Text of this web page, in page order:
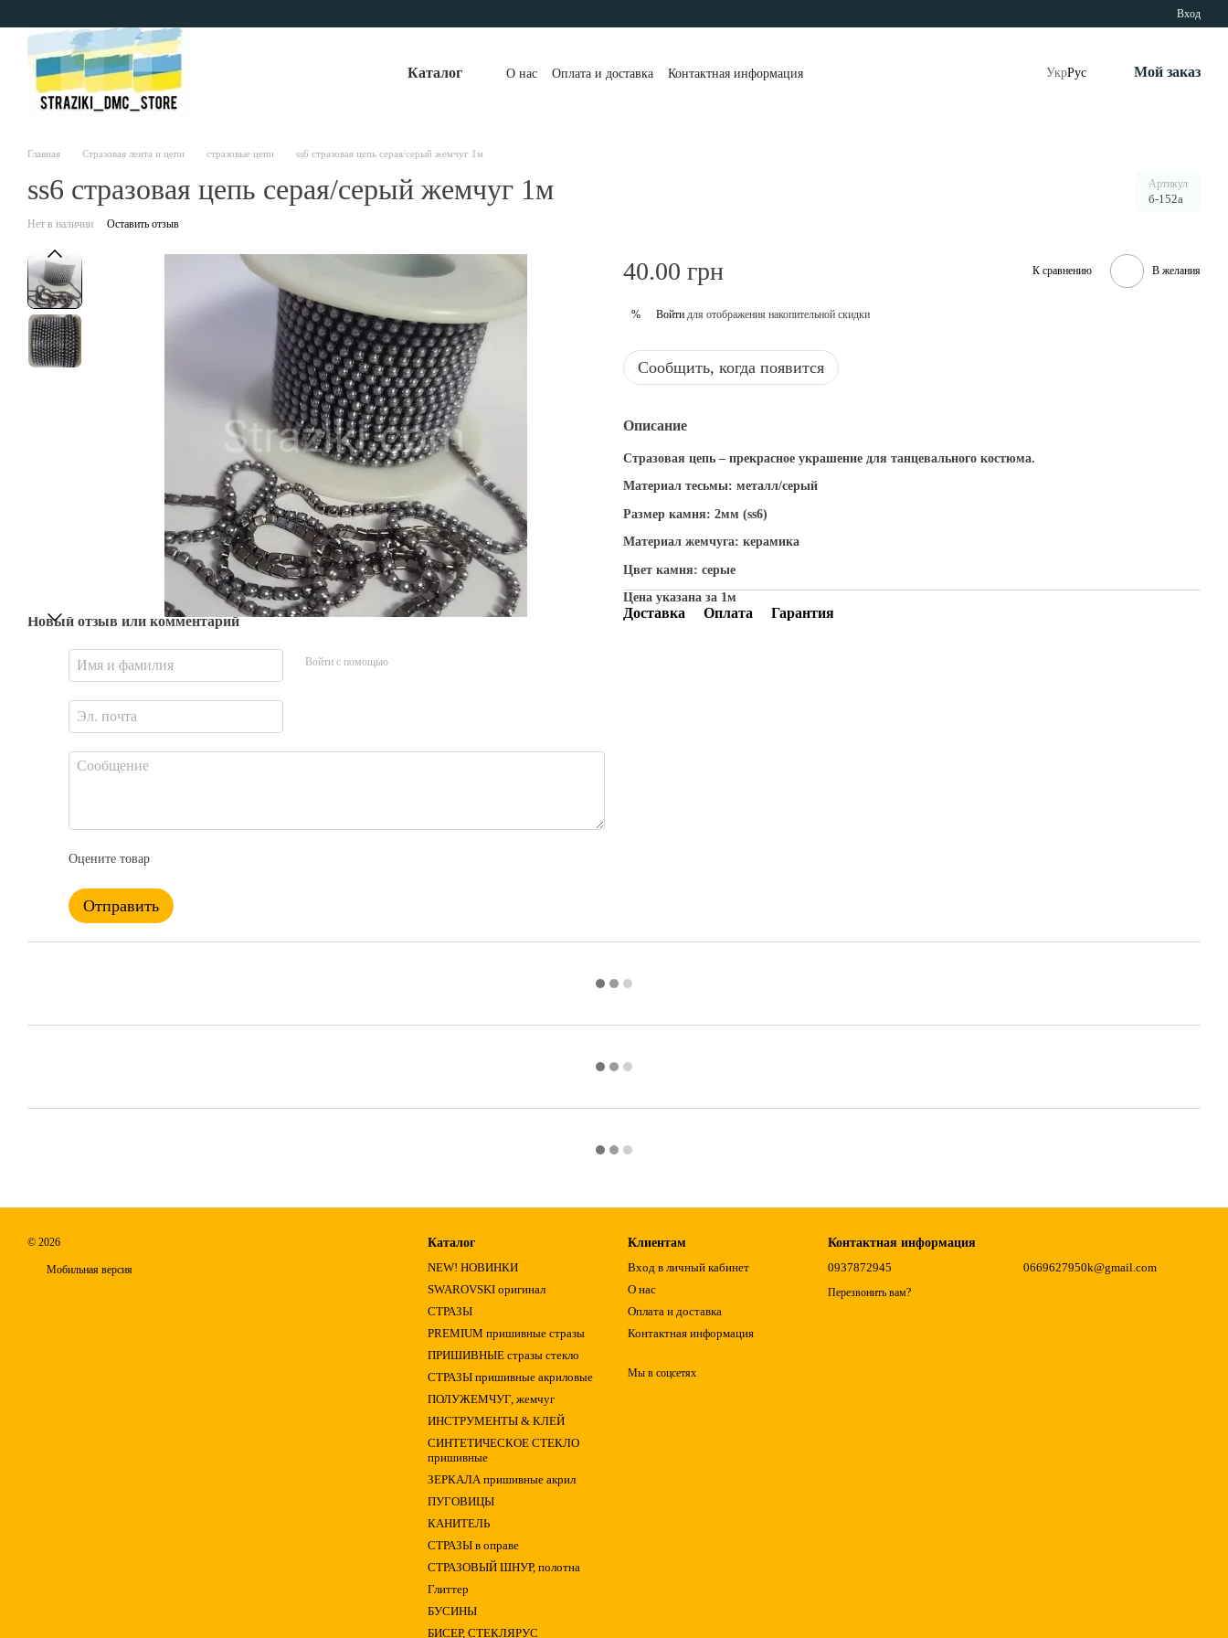
Вход
Каталог О нас Оплата и доставка Контактная информация УкрРус Мой заказ
Главная Стразовая лента и цепи стразовые цепи ss6 стразовая цепь серая/серый жемчуг 1м
ss6 стразовая цепь серая/серый жемчуг 1м Артикул
б-152а
Нет в наличии Оставить отзыв
Новый отзыв или комментарий
Войти с помощью
Оцените товар
Отправить
40.00 грн К сравнению В желания
% Войти для отображения накопительной скидки
Сообщить, когда появится
Описание
Стразовая цепь – прекрасное украшение для танцевального костюма.
Материал тесьмы: металл/серый
Размер камня: 2мм (ss6)
Материал жемчуга: керамика
Цвет камня: серые
Цена указана за 1м
Доставка Оплата Гарантия
© 2026
Мобильная версия
Каталог
NEW! НОВИНКИ
SWAROVSKI оригинал
СТРАЗЫ
PREMIUM пришивные стразы
ПРИШИВНЫЕ стразы стекло
СТРАЗЫ пришивные акриловые
ПОЛУЖЕМЧУГ, жемчуг
ИНСТРУМЕНТЫ & КЛЕЙ
СИНТЕТИЧЕСКОЕ СТЕКЛО
пришивные
ЗЕРКАЛА пришивные акрил
ПУГОВИЦЫ
КАНИТЕЛЬ
СТРАЗЫ в оправе
СТРАЗОВЫЙ ШНУР, полотна
Глиттер
БУСИНЫ
БИСЕР, СТЕКЛЯРУС
Клиентам
Вход в личный кабинет
О нас
Оплата и доставка
Контактная информация
Мы в соцсетях
Контактная информация
0937872945
Перезвонить вам?
0669627950k@gmail.com